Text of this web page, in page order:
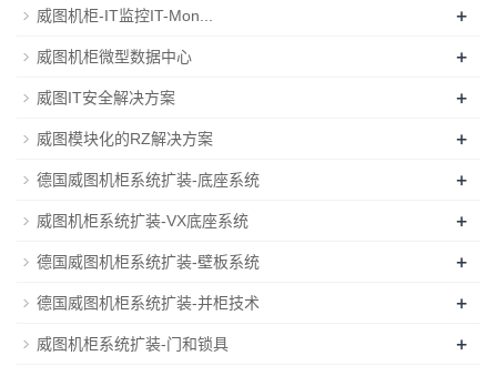
威图机柜-IT监控IT-Mon... +
威图机柜微型数据中心 +
威图IT安全解决方案 +
威图模块化的RZ解决方案 +
德国威图机柜系统扩装-底座系统 +
威图机柜系统扩装-VX底座系统 +
德国威图机柜系统扩装-壁板系统 +
德国威图机柜系统扩装-并柜技术 +
威图机柜系统扩装-门和锁具 +